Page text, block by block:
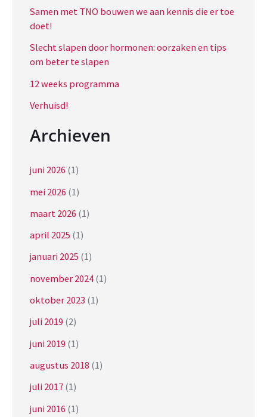
a
a
r
:
Samen met TNO bouwen we aan kennis die er toe
doet!
Slecht slapen door hormonen: oorzaken en tips
om beter te slapen
12 weeks programma
Verhuisd!
Archieven
juni 2026 (1)
mei 2026 (1)
maart 2026 (1)
april 2025 (1)
januari 2025 (1)
november 2024 (1)
oktober 2023 (1)
juli 2019 (2)
juni 2019 (1)
augustus 2018 (1)
juli 2017 (1)
juni 2016 (1)